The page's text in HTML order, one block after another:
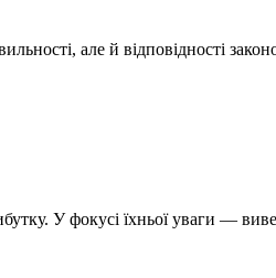
але й відповідності
У фокусі їхньої уваги —